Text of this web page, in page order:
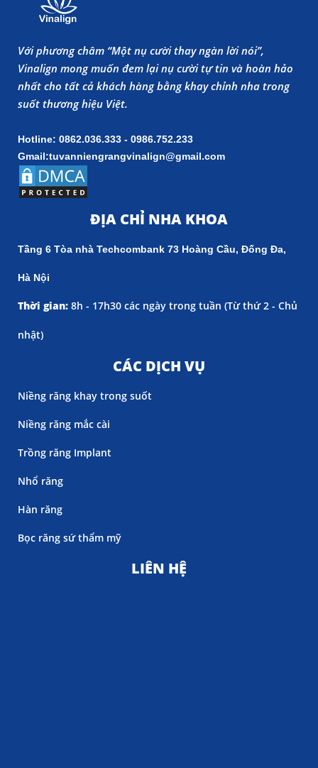
Với phương châm “Một nụ cười thay ngàn lời nói”,
Vinalign mong muốn đem lại nụ cười tự tin và hoàn hảo
nhất cho tất cả khách hàng bằng khay chỉnh nha trong
suốt thương hiệu Việt.
Hotline: 0862.036.333 - 0986.752.233
Gmail:tuvanniengrangvinalign@gmail.com
ĐỊA CHỈ NHA KHOA
Tầng 6 Tòa nhà Techcombank 73 Hoàng Cầu, Đống Đa,
Hà Nội
Thời gian: 8h - 17h30 các ngày trong tuần (Từ thứ 2 - Chủ
nhật)
CÁC DỊCH VỤ
Niềng răng khay trong suốt
Niềng răng mắc cài
Trồng răng Implant
Nhổ răng
Hàn răng
Bọc răng sứ thẩm mỹ
LIÊN HỆ